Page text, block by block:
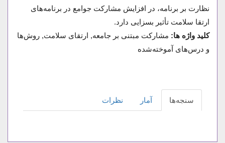
نظارت بر برنامه، در افزایش مشارکت جوامع در برنامه‌های
ارتقا سلامت تأثیر بسزایی دارد.
کلید واژه ها: مشارکت مبتنی بر جامعه, ارتقای سلامت, روش‌ها
و درس‌های آموخته‌شده
سنجه‌ها آمار نظرات